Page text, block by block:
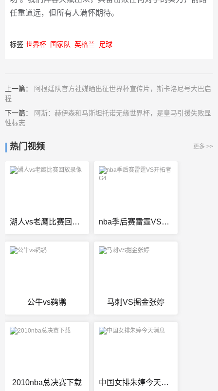
任重道远，但所有人满怀期待。
标签 世界杯 国家队 英格兰 足球
上一篇：
阿根廷队官方社媒晒出征世界杯宣传片，斯卡洛尼号大巴启
程
下一篇：
阿斯：赫伊森和马斯坦托诺无缘世界杯，是皇马引援失败显
性标志
热门视频 更多 >>
湖人vs老鹰比赛回放录像 nba季后赛雷霆VS开拓者G4
公牛vs鹈鹕 马刺VS掘金张婷
2010nba总决赛下载 中国女排朱婷今天消息